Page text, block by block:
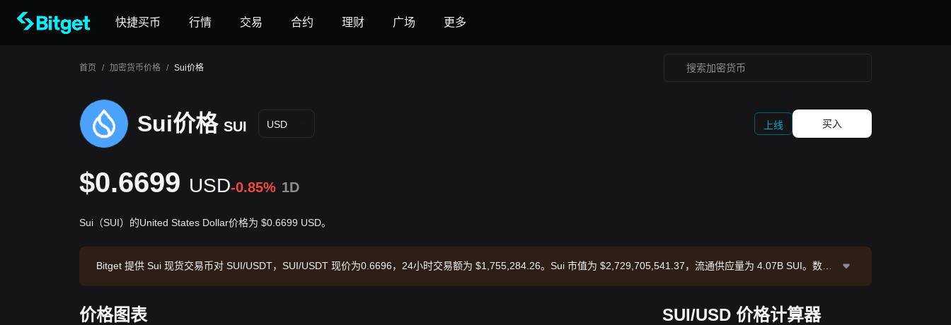
快捷买币 行情 交易 合约 理财 广场 更多
首页 / 加密货币价格 / Sui价格
Sui价格 SUI USD 上线 买入
$0.6699 USD-0.85% 1D
Sui（SUI）的United States Dollar价格为 $0.6699 USD。
Bitget 提供 Sui 现货交易币对 SUI/USDT，SUI/USDT 现价为0.6696，24小时交易额为 $1,755,284.26。Sui 市值为 $2,729,705,541.37，流通供应量为 4.07B SUI。数据
价格图表 SUI/USD 价格计算器